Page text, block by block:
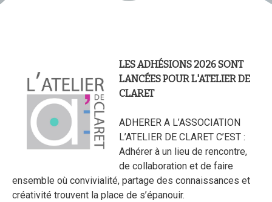
LES ADHÉSIONS 2026 SONT
LANCÉES POUR L'ATELIER DE
CLARET
ADHERER A L’ASSOCIATION
L’ATELIER DE CLARET C’EST :
Adhérer à un lieu de rencontre,
de collaboration et de faire
ensemble où convivialité, partage des connaissances et
créativité trouvent la place de s’épanouir.